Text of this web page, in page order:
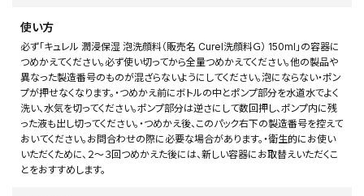
使い方
必ず「キュレル 潤浸保湿 泡洗顔料（販売名 Curel洗顔料Ｇ） 150ml」の容器に
つめかえてください。必ず使い切ってから全量つめかえてください。他の製品や
異なった製造番号のものが混ざらないようにしてください。泡にならない・ポン
プが押せなくなります。・つめかえ前にボトルの中とポンプ部分を水道水でよく
洗い、水気を切ってください。ポンプ部分は逆さにして数回押し、ポンプ内に残
った液も出し切ってください。・つめかえ後、このパック右下の製造番号を控えて
おいてください。お問合わせの際に必要な場合があります。・衛生的にお使い
いただくために、２～３回つめかえた後には、新しい容器にお取替えいただくこ
とをおすすめします。